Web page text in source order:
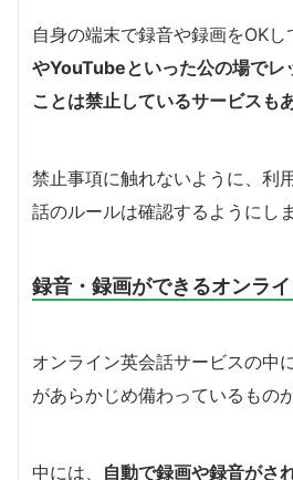
自身の端末で録音や録画をOKし
やYouTubeといった公の場でレ
ことは禁止しているサービスも
禁止事項に触れないように、利
話のルールは確認するようにし
録音・録画ができるオンラ
オンライン英会話サービスの中
があらかじめ備わっているもの
中には、 自動で録画や録音がさ